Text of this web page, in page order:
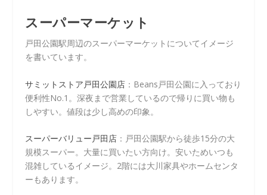
スーパーマーケット
戸田公園駅周辺のスーパーマーケットについてイメージ
を書いています。
サミットストア戸田公園店 ：Beans戸田公園に入っており
便利性No.1。深夜まで営業しているので帰りに買い物も
しやすい。値段は少し高めの印象。
スーパーバリュー戸田店 ：戸田公園駅から徒歩15分の大
規模スーパー。大量に買いたい方向け。安いためいつも
混雑しているイメージ。2階には大川家具やホームセンタ
ーもあります。